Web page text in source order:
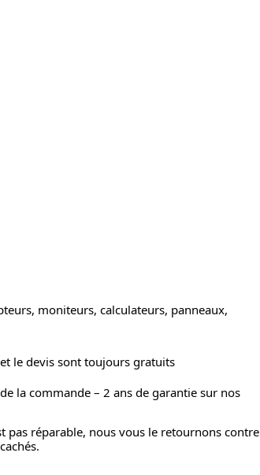
moniteurs, calculateurs, panneaux,
le devis sont toujours gratuits
la commande – 2 ans de garantie sur nos
pas réparable, nous vous le retournons contre